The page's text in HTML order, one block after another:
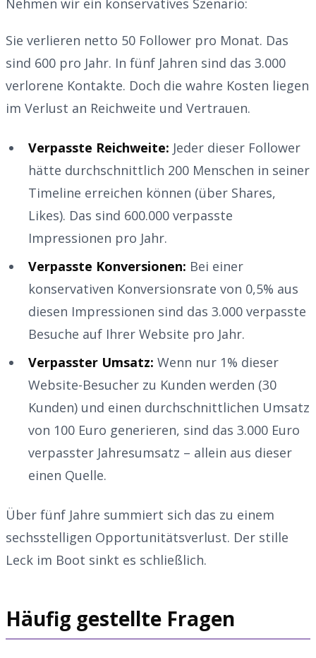
Nehmen wir ein konservatives Szenario:
Sie verlieren netto 50 Follower pro Monat. Das
sind 600 pro Jahr. In fünf Jahren sind das 3.000
verlorene Kontakte. Doch die wahre Kosten liegen
im Verlust an Reichweite und Vertrauen.
Verpasste Reichweite: Jeder dieser Follower
hätte durchschnittlich 200 Menschen in seiner
Timeline erreichen können (über Shares,
Likes). Das sind 600.000 verpasste
Impressionen pro Jahr.
Verpasste Konversionen: Bei einer
konservativen Konversionsrate von 0,5% aus
diesen Impressionen sind das 3.000 verpasste
Besuche auf Ihrer Website pro Jahr.
Verpasster Umsatz: Wenn nur 1% dieser
Website-Besucher zu Kunden werden (30
Kunden) und einen durchschnittlichen Umsatz
von 100 Euro generieren, sind das 3.000 Euro
verpasster Jahresumsatz – allein aus dieser
einen Quelle.
Über fünf Jahre summiert sich das zu einem
sechsstelligen Opportunitätsverlust. Der stille
Leck im Boot sinkt es schließlich.
Häufig gestellte Fragen